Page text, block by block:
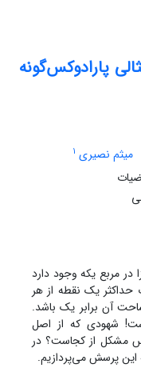
پارادوکس‌گونه
میثم نصیری 1
در مربع یکه وجود دارد
حداکثر یک نقطه از هر
خم‎‏‏، مجموعه‌ای اندازه‌پذیر ساخت که مساحت آن برابر ‎یک‎ باشد.
اما این حکم با شهود ما در تناقض است‎!‎ شهودی که از اصل
پس مشکل از کجاست؟ در
این پرسش می‌پردازیم.